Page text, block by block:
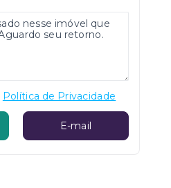
Política de Privacidade
E-mail